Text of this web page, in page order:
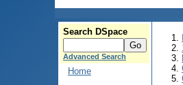
Search DSpace
Advanced Search
Home